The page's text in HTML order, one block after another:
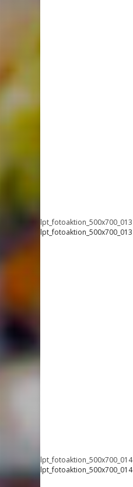
lpt_fotoaktion_500x700_013
lpt_fotoaktion_500x700_013
lpt_fotoaktion_500x700_014
lpt_fotoaktion_500x700_014